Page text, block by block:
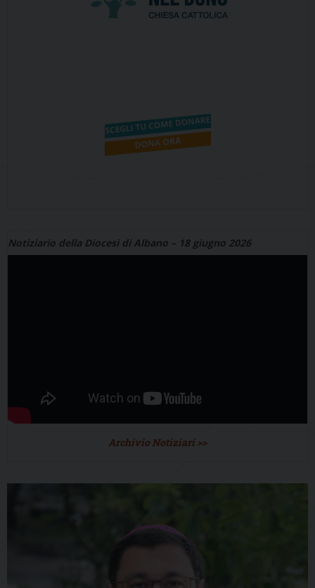
Notiziario della Diocesi di Albano – 18 giugno 2026
Archivio Notiziari >>